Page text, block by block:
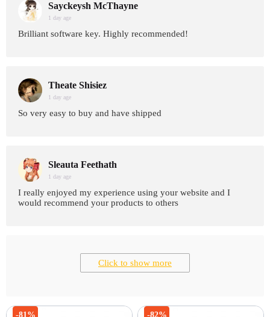
Sayckeysh McThayne
1 day age
Brilliant software key. Highly recommended!
Theate Shisiez
1 day age
So very easy to buy and have shipped
Sleauta Feethath
1 day age
I really enjoyed my experience using your website and I
would recommend your products to others
Click to show more
-81% -82%